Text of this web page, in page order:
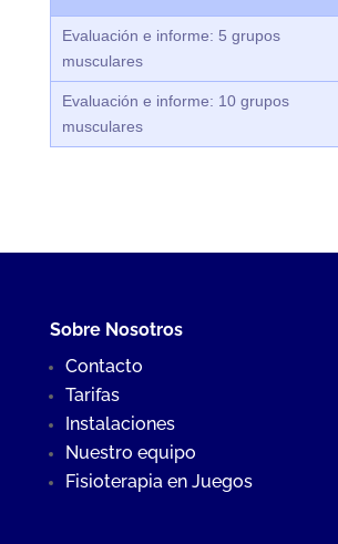
Evaluación e informe: 5 grupos
musculares
Evaluación e informe: 10 grupos
musculares
Sobre Nosotros
Contacto
Tarifas
Instalaciones
Nuestro equipo
Fisioterapia en Juegos